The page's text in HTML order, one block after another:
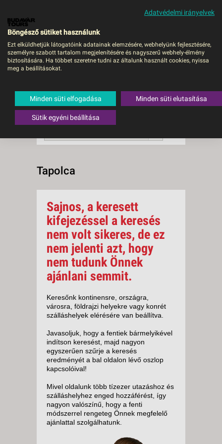
MENÜ
Tapolca
megfelelő utazásttaláltunk.
A keresővel tovább szűkítheti a
találati listát!
RENDEZÉS:
Tapolca
Sajnos, a keresett
kifejezéssel a keresés
nem volt sikeres, de ez
nem jelenti azt, hogy
nem tudunk Önnek
ajánlani semmit.
Keresőnk kontinensre, országra,
városra, földrajzi helyekre vagy konrét
szálláshelyek elérésére van beállítva.
Javasoljuk, hogy a fentiek bármelyikével
indítson keresést, majd nagyon
egyszerűen szűrje a keresés
eredményét a bal oldalon lévő oszlop
kapcsolóival!
Mivel oldalunk több tízezer utazáshoz és
szálláshelyhez enged hozzáférést, így
nagyon valószínű, hogy a fenti
módszerrel rengeteg Önnek megfelelő
ajánlattal szolgálhatunk.
Adatvédelmi irányelvek
Böngésző sütiket használunk
Ezt elküldhetjük látogatóink adatainak elemzésére, webhelyünk fejlesztésére,
személyre szabott tartalom megjelenítésére és nagyszerű webhely-élmény
biztosítására. Ha többet szeretne tudni az általunk használt cookies, nyissa
meg a beállításokat.
Minden süti elfogadása Minden süti elutasítása
Sütik egyéni beállítása